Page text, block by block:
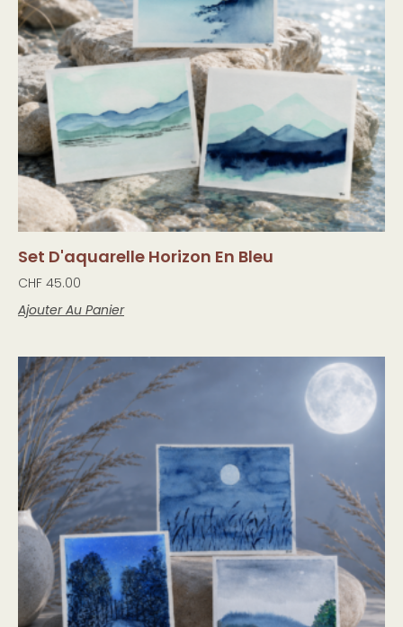
Set D'aquarelle Horizon En Bleu
CHF 45.00
Ajouter Au Panier